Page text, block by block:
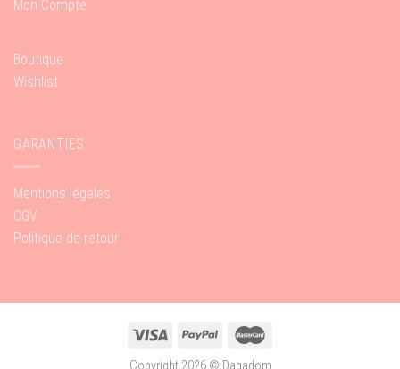
Mon Compte
Boutique
Wishlist
GARANTIES
Mentions légales
CGV
Politique de retour